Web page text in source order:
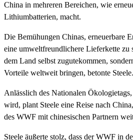
China in mehreren Bereichen, wie
Lithiumbatterien, macht.
Die Bemühungen Chinas, erneuerbare
eine umweltfreundlichere Lieferkette zu
dem Land selbst zugutekommen,
Vorteile weltweit bringen, betonte Steele.
Anlässlich des Nationalen
wird, plant Steele eine Reise nach
des WWF mit chinesischen Partnern
Steele äußerte stolz, dass der WWF in